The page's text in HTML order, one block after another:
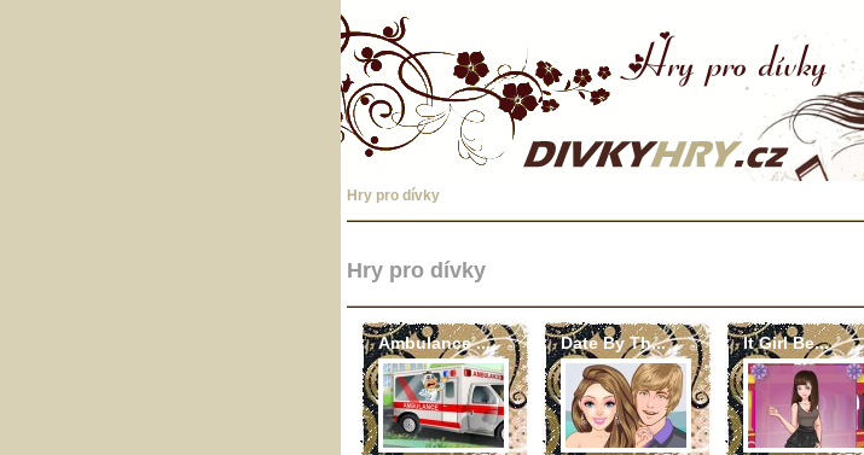
Hry pro dívky
Hry pro dívky
Ambulance ... Date By Th... It Girl Be...